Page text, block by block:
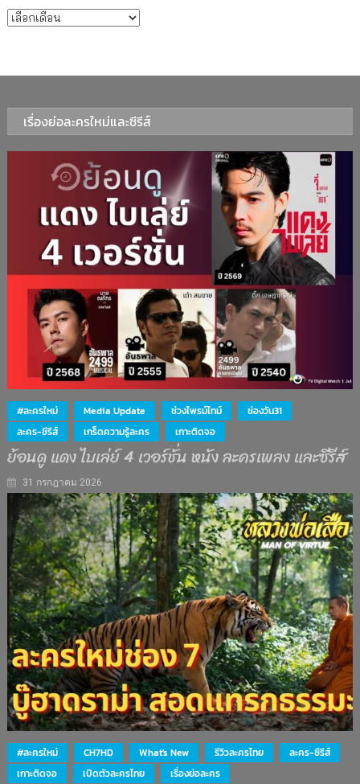
บทความรายเดือน
เรื่องย่อละครใหม่และซีรีส์
#ละครใหม่ Media Update ช่วงไพรม์ไทม์
ช่องวัน31
ละคร-ซีรีส์
เกร็ดความรู้ละคร เกาะติดจอ
ย้อนดู แดง ไบเล่ย์ 4 เวอร์ชั่น หนัง ละครเพลง และซีรีส์
31 กรกฎาคม 2026
#ละครใหม่ CH7HD What's New รีวิวละครไทย
ละคร-ซีรีส์
เกาะติดจอ
เปิดตัวละครไทย เรื่องย่อละคร